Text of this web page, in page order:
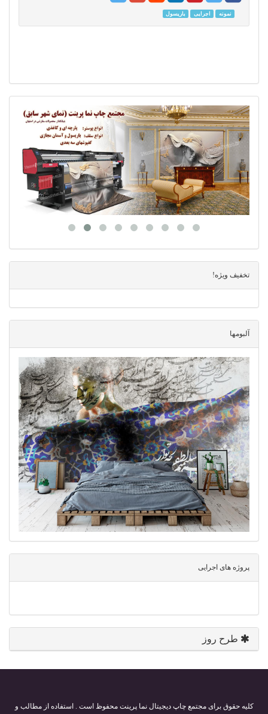
نمونه اجرایی باریسول
تخفیف ویژه!
آلبومها
پروژه های اجرایی
طرح روز
کلیه حقوق برای مجتمع چاپ دیجیتال نما پرینت محفوظ است . استفاده از مطالب و